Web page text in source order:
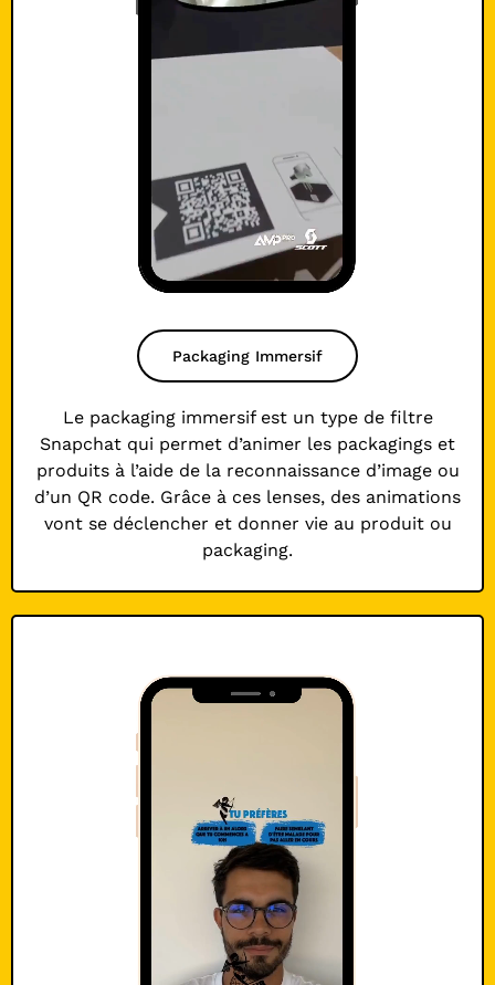
Packaging Immersif
Le packaging immersif est un type de filtre
Snapchat qui permet d’animer les packagings et
produits à l’aide de la reconnaissance d’image ou
d’un QR code. Grâce à ces lenses, des animations
vont se déclencher et donner vie au produit ou
packaging.